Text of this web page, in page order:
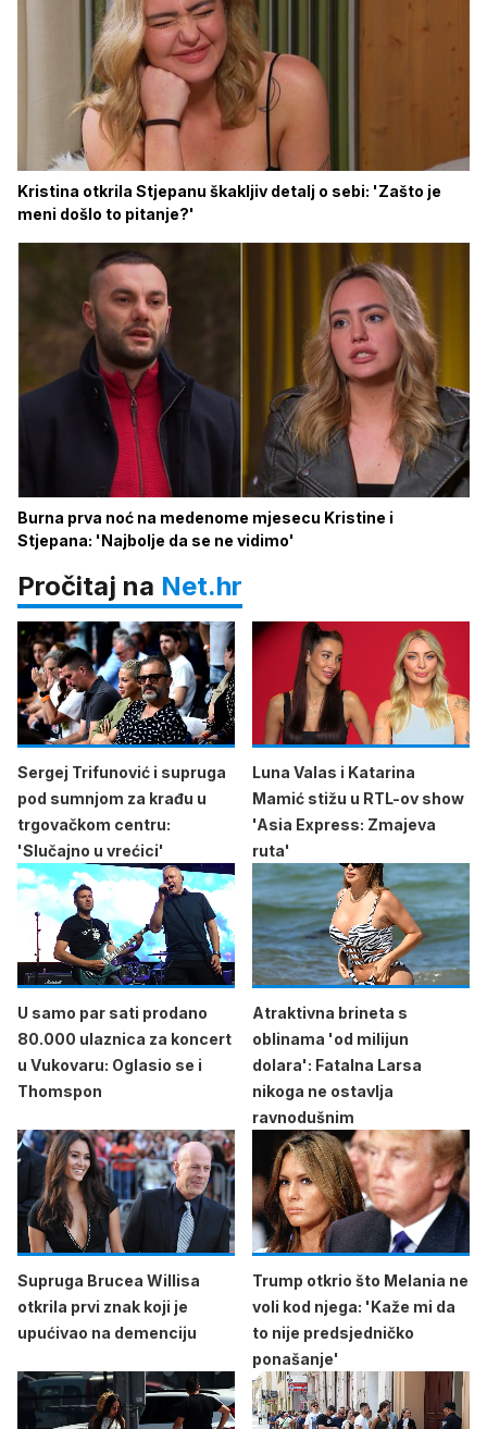
Kristina otkrila Stjepanu škakljiv detalj o sebi: 'Zašto je
meni došlo to pitanje?'
Burna prva noć na medenome mjesecu Kristine i
Stjepana: 'Najbolje da se ne vidimo'
Pročitaj na Net.hr
Sergej Trifunović i supruga
pod sumnjom za krađu u
trgovačkom centru:
'Slučajno u vrećici'
Luna Valas i Katarina
Mamić stižu u RTL-ov show
'Asia Express: Zmajeva
ruta'
U samo par sati prodano
80.000 ulaznica za koncert
u Vukovaru: Oglasio se i
Thomspon
Atraktivna brineta s
oblinama 'od milijun
dolara': Fatalna Larsa
nikoga ne ostavlja
ravnodušnim
Supruga Brucea Willisa
otkrila prvi znak koji je
upućivao na demenciju
Trump otkrio što Melania ne
voli kod njega: 'Kaže mi da
to nije predsjedničko
ponašanje'